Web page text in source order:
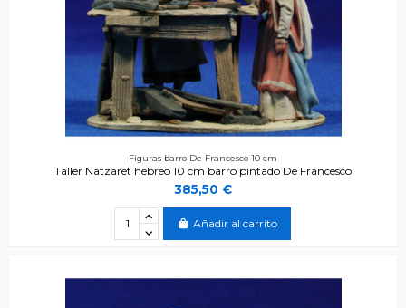
Figuras barro De Francesco 10 cm
Taller Natzaret hebreo 10 cm barro pintado De Francesco
385,50 €
Añadir al carrito